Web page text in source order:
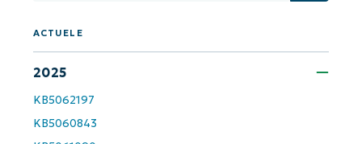
ACTUELE
2025
KB5062197
KB5060843
number*
Land